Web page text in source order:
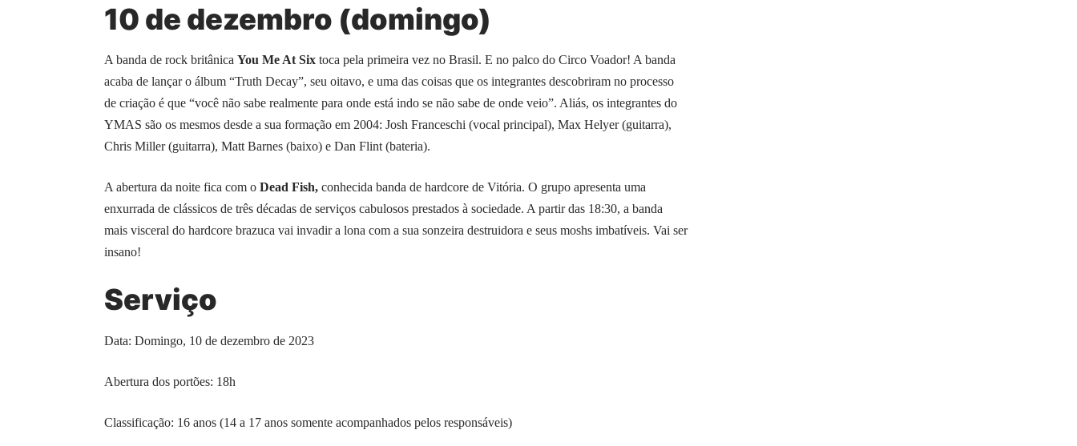
10 de dezembro (domingo)
A banda de rock britânica You Me At Six toca pela primeira vez no Brasil. E no palco do Circo Voador! A banda
acaba de lançar o álbum “Truth Decay”, seu oitavo, e uma das coisas que os integrantes descobriram no processo
de criação é que “você não sabe realmente para onde está indo se não sabe de onde veio”. Aliás, os integrantes do
YMAS são os mesmos desde a sua formação em 2004: Josh Franceschi (vocal principal), Max Helyer (guitarra),
Chris Miller (guitarra), Matt Barnes (baixo) e Dan Flint (bateria).
A abertura da noite fica com o Dead Fish, conhecida banda de hardcore de Vitória. O grupo apresenta uma
enxurrada de clássicos de três décadas de serviços cabulosos prestados à sociedade. A partir das 18:30, a banda
mais visceral do hardcore brazuca vai invadir a lona com a sua sonzeira destruidora e seus moshs imbatíveis. Vai ser
insano!
Serviço
Data: Domingo, 10 de dezembro de 2023
Abertura dos portões: 18h
Classificação: 16 anos (14 a 17 anos somente acompanhados pelos responsáveis)